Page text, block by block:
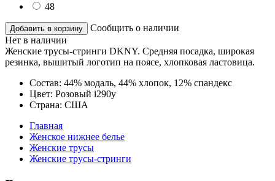
48
Добавить в корзину
Сообщить о наличии
Нет в наличии
Женские трусы-стринги DKNY. Средняя посадка, широкая
резинка, вышитый логотип на поясе, хлопковая ластовица.
Состав: 44% модаль, 44% хлопок, 12% спандекс
Цвет: Розовый i290y
Страна: США
Главная
Женское нижнее белье
Женские трусы
Женские трусы-стринги